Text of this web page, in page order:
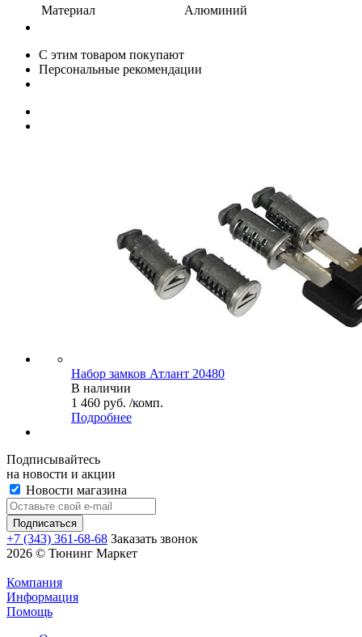
Материал
Алюминий
С этим товаром покупают
Персональные рекомендации
Набор замков Атлант 20480
В наличии
1 460 руб. /комп.
Подробнее
Подписывайтесь
на новости и акции
Новости магазина
+7 (343) 361-68-68 Заказать звонок
2026 © Тюнинг Маркет
Компания
Информация
Помощь